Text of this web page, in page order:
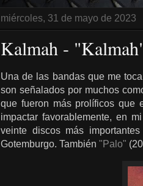
miércoles, 31 de mayo de 2023
Kalmah -
Una de las bandas que me
son señalados por muchos
que fueron más prolíficos que
impactar favorablemente, en
veinte discos más
Gotemburgo. También "Palo"